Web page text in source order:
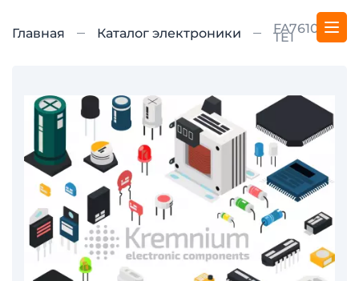
Главная Каталог электроники FA7610N-
TE1